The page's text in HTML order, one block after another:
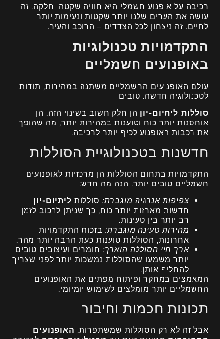
רכיבה על אופנוע חשמלי היא חוויה שקטה וחלקה. זה
עושה את הערים שלנו יותר שקטות ונעימות יותר
לחיים. זה ניצחון לכל הצדדים – הרוכב והעיר.
התקדמויות טכנולוגיות
באופנועים חשמליים
עולם האופנועים החשמליים משתנה במהירות, תודות
לטכנולוגיה חדשה. טובים
סוללות ליתיום-יון הן חלק חשוב בשינוי הזה. הן
אוחסנות יותר כוח וטוענות במהירות יותר, מה שהופך
את רכבות האופנוע לכיף יותר לרכיבה.
חדשנות בטכנולוגיית הסוללות
התקדמויות בתחום הסוללות הן מרכזיות לאופנועים
חשמליים טובים יותר. הנה מה חדש:
צפיפות אנרגיה מוגברת: סוללות ליתיום-יון
חדשות מארזות יותר כוח, כך שניתן לרכוב לזמן
רב יותר בין טעינות.
מהירות טעינה מוגברת: בזכות התקדמויות
אחרונות, הסוללות טוענות כעת הרבה יותר מהר.
ארך חיי הסוללה הוארך: חומרים ועיצובים טובים
יותר משמעו שהסוללות נמשכות יותר לפני שצריך
להחליף אותן.
המאמצים במחקר ופיתוח מפתים את האופנועים
החשמליים יותר מומלצים לשימוש יומיומי.
תכונות חכמות וחיבור
אבל זה לא רק הסוללות שמשתפרות. האופנועים